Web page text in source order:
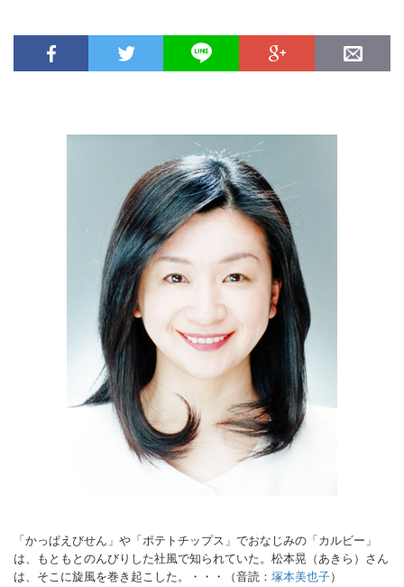
「かっぱえびせん」や「ポテトチップス」でおなじみの「カルビー」
は、もともとのんびりした社風で知られていた。松本晃（あきら）さん
は、そこに旋風を巻き起こした。・・・（音読： 塚本美也子）